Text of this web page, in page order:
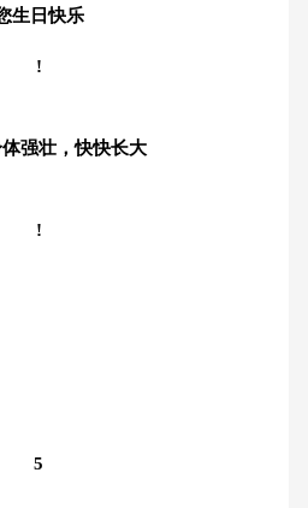
生日快乐
!
强壮，快快长大
!
5